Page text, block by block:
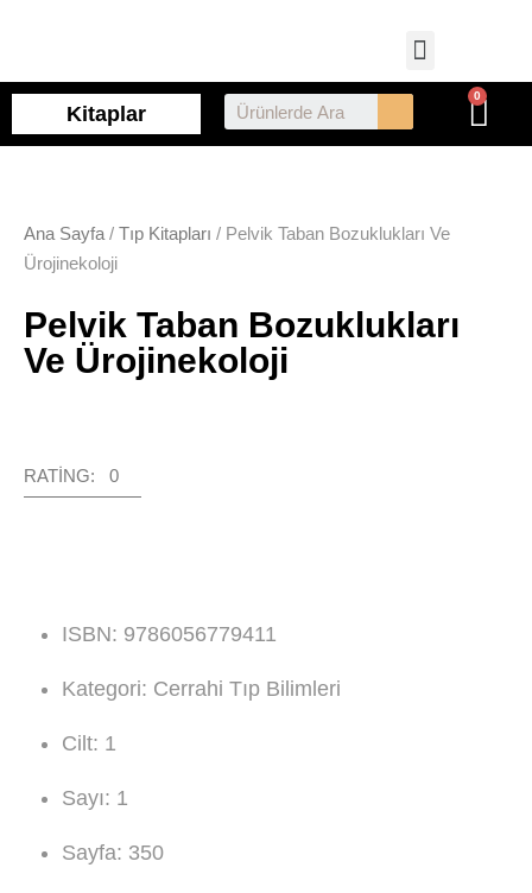
Kitaplar
Ana Sayfa / Tıp Kitapları / Pelvik Taban Bozuklukları Ve
Ürojinekoloji
Pelvik Taban Bozuklukları
Ve Ürojinekoloji
RATING: 0
ISBN: 9786056779411
Kategori: Cerrahi Tıp Bilimleri
Cilt: 1
Sayı: 1
Sayfa: 350